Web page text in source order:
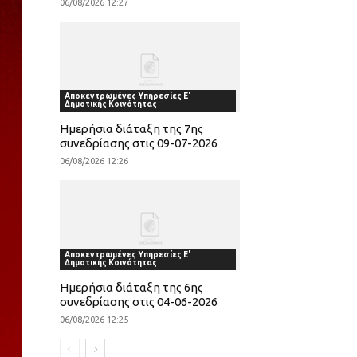
06/08/2026 12:27
Αποκεντρωμένες Υπηρεσίες Ε'
Δημοτικής Κοινότητας
Ημερήσια διάταξη της 7ης
συνεδρίασης στις 09-07-2026
06/08/2026 12:26
Αποκεντρωμένες Υπηρεσίες Ε'
Δημοτικής Κοινότητας
Ημερήσια διάταξη της 6ης
συνεδρίασης στις 04-06-2026
06/08/2026 12:25